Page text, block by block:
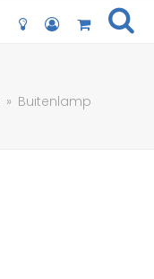
lightbulb-
user-Cart
» Buitenlamp